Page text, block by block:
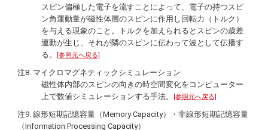
スピン偏極した電子を流すことによって、電子の持つスピ
ン角運動量が磁性体層のスピンに作用し回転力（トルク）
を与える現象のこと。トルクを加えられるとスピンの歳差
運動が生じ、それが隣のスピンに伝わって波として伝播す
る。
[参照元へ戻る]
注8. マイクロマグネティックシミュレーション
磁性体内部のスピンの向きの時空間変化をコンピューター
上で数値シミュレーションする手法。
[参照元へ戻る]
注9. 線形短期記憶容量（Memory Capacity）・非線形短期記憶容量
（Information Processing Capacity）